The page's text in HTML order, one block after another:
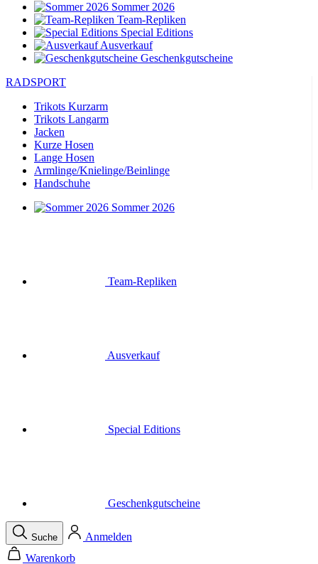
Sommer 2026
Team-Repliken
Special Editions
Ausverkauf
Geschenkgutscheine
RADSPORT
Trikots Kurzarm
Trikots Langarm
Jacken
Kurze Hosen
Lange Hosen
Armlinge/Knielinge/Beinlinge
Handschuhe
Sommer 2026
Ihr Warenkorb ist leer
Menü Schließen
Suche